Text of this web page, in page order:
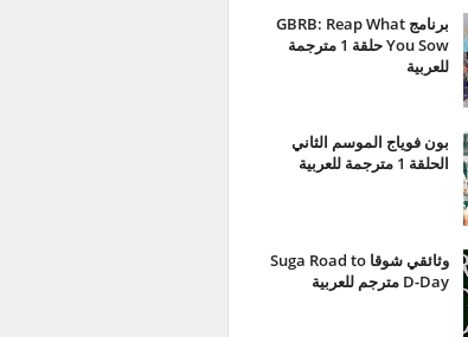
برنامج GBRB: Reap What
You Sow حلقة 1 مترجمة
للعربية
بون فوياج الموسم الثاني
الحلقة 1 مترجمة للعربية
وثائقي شوقا Suga Road to
D-Day مترجم للعربية